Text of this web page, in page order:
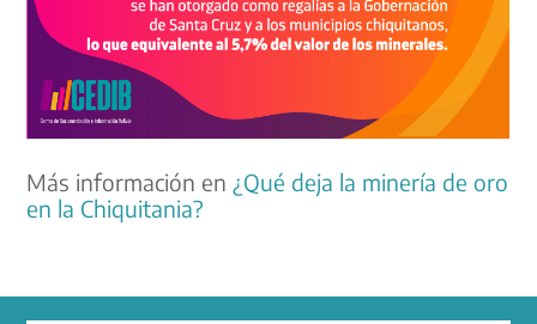
Más información en ¿Qué deja la minería de oro
en la Chiquitania?